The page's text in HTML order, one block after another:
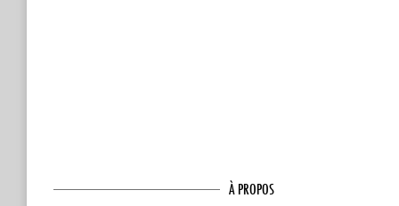
À PROPOS